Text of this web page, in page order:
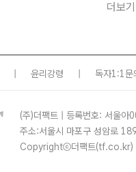
더보
윤리강령 독자1:1문
(주)더팩트 | 등록번호: 서울
주소:서울시 마포구 성암로
Copyrightⓒ더팩트(tf.co.kr)